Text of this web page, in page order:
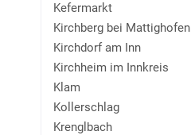
Kefermarkt
Kirchberg bei Mattighofen
Kirchdorf am Inn
Kirchheim im Innkreis
Klam
Kollerschlag
Krenglbach